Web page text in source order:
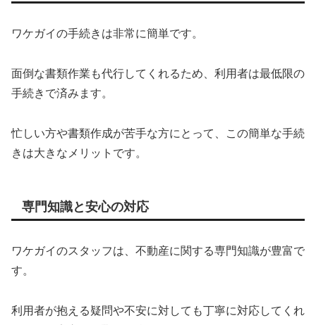
ワケガイの手続きは非常に簡単です。
面倒な書類作業も代行してくれるため、利用者は最低限の
手続きで済みます。
忙しい方や書類作成が苦手な方にとって、この簡単な手続
きは大きなメリットです。
専門知識と安心の対応
ワケガイのスタッフは、不動産に関する専門知識が豊富で
す。
利用者が抱える疑問や不安に対しても丁寧に対応してくれ